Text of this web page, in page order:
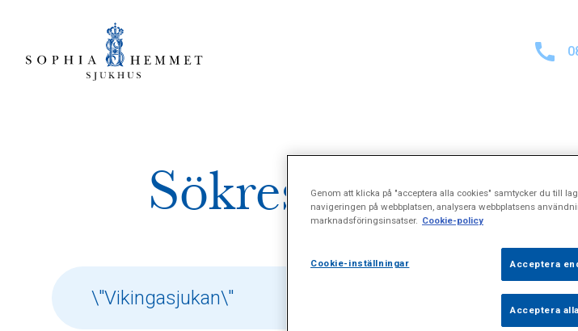
Sökresultat för
Genom att klicka på "acceptera alla cookies" samtycker du till
navigeringen på webbplatsen, analysera webbplatsens
marknadsföringsinsatser. Cookie-policy
Cookie-inställningar Acceptera
Acceptera